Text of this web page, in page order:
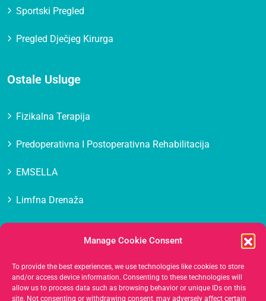
Manage Cookie Consent
To provide the best experiences, we use technologies like cookies to store
and/or access device information. Consenting to these technologies will
allow us to process data such as browsing behavior or unique IDs on this
site. Not consenting or withdrawing consent, may adversely affect certain
Sportski Pregled
Pregled Dječjeg Kirurga
Ostale Usluge
Fizikalna Terapija
Predoperativna I Postoperativna Rehabilitacija
EMSELLA
Limfna Drenaža
Kontakt